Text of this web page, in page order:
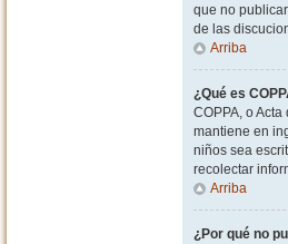
que no
de las
Arriba
¿Qué es
COPPA, o
mantiene en
niños sea
recolectar
Arriba
¿Por qué no